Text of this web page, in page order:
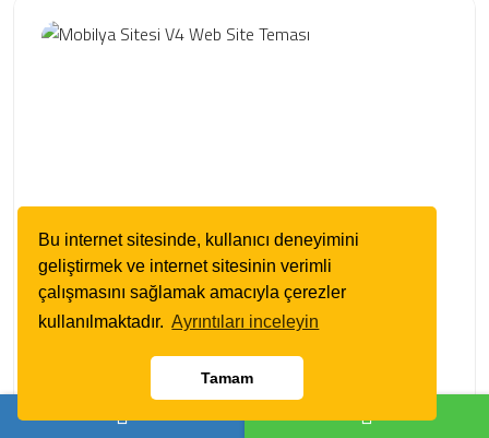
Bu internet sitesinde, kullanıcı deneyimini
geliştirmek ve internet sitesinin verimli
çalışmasını sağlamak amacıyla çerezler
kullanılmaktadır. Ayrıntıları inceleyin
Tamam
Ürün Kodu : 150200934